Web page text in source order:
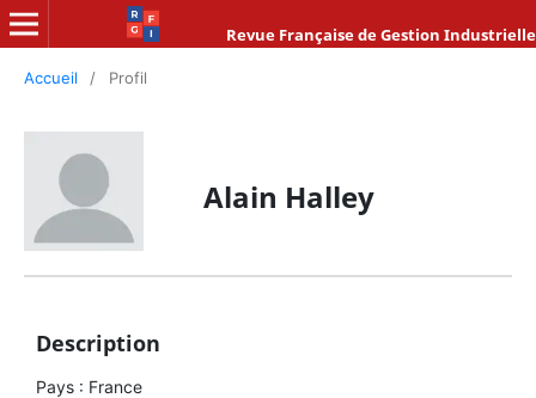
Revue Française de Gestion Industrielle
Accueil / Profil
Alain Halley
Description
Pays : France